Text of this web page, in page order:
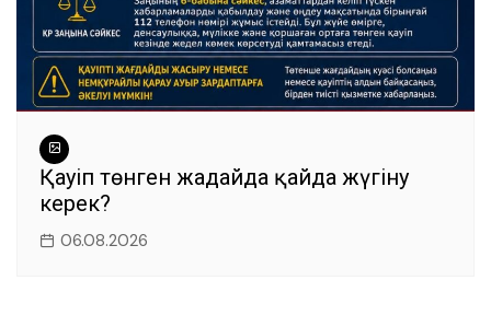
Қауіп төнген жағдайда қайда жүгіну
керек?
06.08.2026